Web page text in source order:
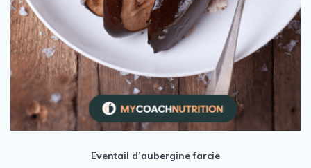
Eventail d’aubergine farcie